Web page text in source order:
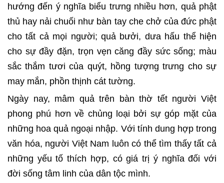
hướng đến ý nghĩa biểu trưng nhiều hơn, quả phật
thủ hay nải chuối như bàn tay che chở của đức phật
cho tất cả mọi người; quả bưởi, dưa hấu thể hiện
cho sự đầy đặn, trọn vẹn căng đầy sức sống; màu
sắc thắm tươi của quýt, hồng tượng trưng cho sự
may mắn, phồn thịnh cát tường.
Ngày nay, mâm quả trên bàn thờ tết người Việt
phong phú hơn về chủng loại bởi sự góp mặt của
những hoa quả ngoại nhập. Với tính dung hợp trong
văn hóa, người Việt Nam luôn có thể tìm thấy tất cả
những yếu tố thích hợp, có giá trị ý nghĩa đối với
đời sống tâm linh của dân tộc mình.